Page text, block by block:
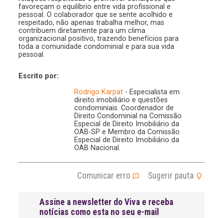
favoreçam o equilíbrio entre vida profissional e
pessoal. O colaborador que se sente acolhido e
respeitado, não apenas trabalha melhor, mas
contribuem diretamente para um clima
organizacional positivo, trazendo benefícios para
toda a comunidade condominial e para sua vida
pessoal.
Escrito por:
Rodrigo Karpat- Especialista em
direito imobiliário e questões
condominiais. Coordenador de
Direito Condominial na Comissão
Especial de Direito Imobiliário da
OAB-SP e Membro da Comissão
Especial de Direito Imobiliário da
OAB Nacional.
Comunicar erro Sugerir pauta
Assine a newsletter do Viva e receba
notícias como esta no seu e-mail